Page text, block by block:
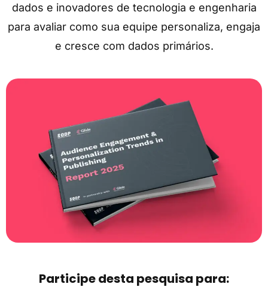
dados e inovadores de tecnologia e engenharia
para avaliar como sua equipe personaliza, engaja
e cresce com dados primários.
Participe desta pesquisa para: